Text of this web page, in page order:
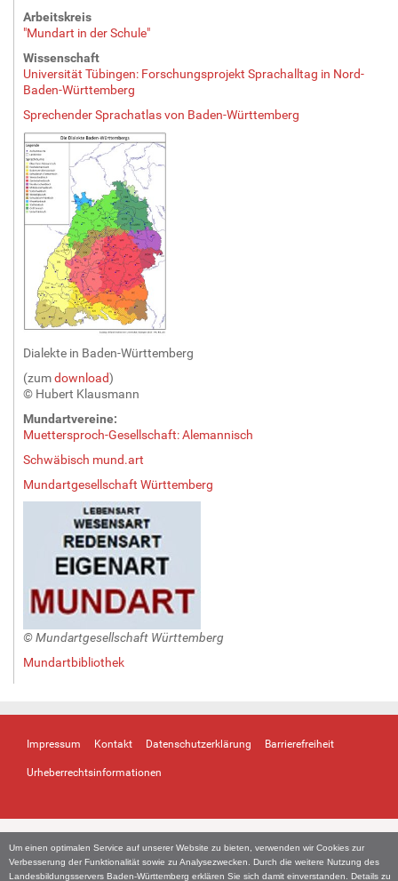
Um einen optimalen Service auf unserer Website zu bieten, verwenden wir Cookies zur
Verbesserung der Funktionalität sowie zu Analysezwecken. Durch die weitere Nutzung des
Landesbildungsservers Baden-Württemberg erklären Sie sich damit einverstanden. Details zu
Arbeitskreis
"Mundart in der Schule"
Wissenschaft
Universität Tübingen: Forschungsprojekt Sprachalltag in Nord-
Baden-Württemberg
Sprechender Sprachatlas von Baden-Württemberg
Dialekte in Baden-Württemberg
(zumdownload)
© Hubert Klausmann
Mundartvereine:
Muettersproch-Gesellschaft: Alemannisch
Schwäbisch mund.art
Mundartgesellschaft Württemberg
© Mundartgesellschaft Württemberg
Mundartbibliothek
Impressum Kontakt Datenschutzerklärung Barrierefreiheit
Urheberrechtsinformationen